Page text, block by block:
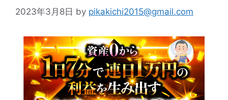
2023年3月8日 by pikakichi2015@gmail.com